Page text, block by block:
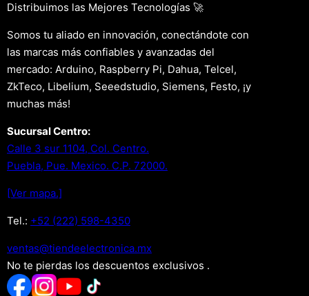
Distribuimos las Mejores Tecnologías 🚀
Somos tu aliado en innovación, conectándote con
las marcas más confiables y avanzadas del
mercado: Arduino, Raspberry Pi, Dahua, Telcel,
ZkTeco, Libelium, Seeedstudio, Siemens, Festo, ¡y
muchas más!
Sucursal Centro:
Calle 3 sur 1104, Col. Centro.
Puebla, Pue. Mexico. C.P. 72000.
[Ver mapa.]
Tel.: +52 (222) 598-4350
xm.acinortceleedneit@satnev
No te pierdas los descuentos exclusivos .